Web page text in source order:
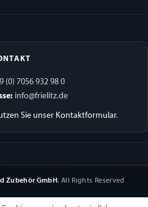
(0) 7056 932 98 0
info@frielitz.de
Sie unser Kontaktformular.
Zubehör GmbH. All Rights Reserved